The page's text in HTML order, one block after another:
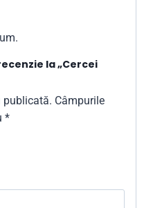
la „Cercei
publicată. Câmpurile
*